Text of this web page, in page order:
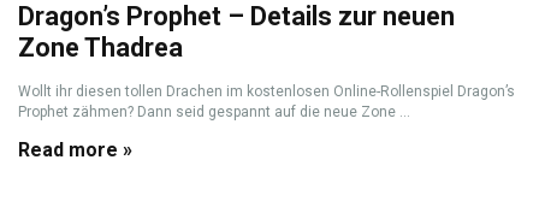
Dragon’s Prophet – Details zur neuen
Zone Thadrea
Wollt ihr diesen tollen Drachen im kostenlosen Online-Rollenspiel Dragon’s
Prophet zähmen? Dann seid gespannt auf die neue Zone ...
Read more »